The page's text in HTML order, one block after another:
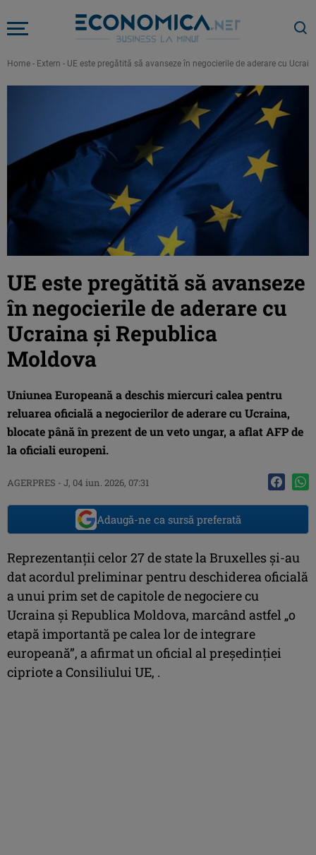
Home - Extern - UE este pregătită să avanseze în negocierile de aderare cu
UE este pregătită să avanseze
în negocierile de aderare cu
Ucraina şi Republica
Moldova
Uniunea Europeană a deschis miercuri calea pentru
reluarea oficială a negocierilor de aderare cu Ucraina,
blocate până în prezent de un veto ungar, a aflat AFP de
la oficiali europeni.
AGERPRES - J, 04 iun. 2026, 07:31
Adaugă-ne ca sursă preferată
Reprezentanţii celor 27 de state la Bruxelles şi-au
dat acordul preliminar pentru deschiderea oficială
a unui prim set de capitole de negociere cu
Ucraina şi Republica Moldova, marcând astfel „o
etapă importantă pe calea lor de integrare
europeană”, a afirmat un oficial al preşedinţiei
cipriote a Consiliului UE, .